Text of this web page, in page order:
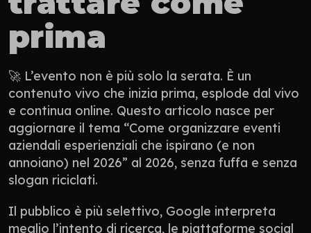
prima
🚀 L’evento non è più solo la serata. È un
contenuto vivo che inizia prima, esplode dal vivo
e continua online. Questo articolo nasce per
aggiornare il tema “Come organizzare eventi
aziendali esperienziali che ispirano (e non
annoiano) nel 2026” al 2026, senza fuffa e senza
slogan riciclati.
Il pubblico è più selettivo, Google interpreta
meglio l’intento di ricerca, le piattaforme social